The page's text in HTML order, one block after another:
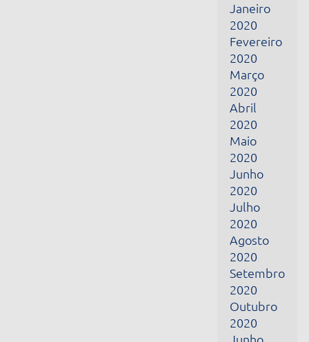
Junho
2020
Julho
2020
Agosto
2020
Setembro
2020
Outubro
2020
Junho
2021
Julho
2021
Novembro
2021
Dezembro
2021
Janeiro
2022
Fevereiro